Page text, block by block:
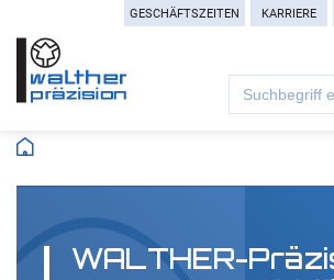
GESCHÄFTSZEITEN KARRIERE
Search
for:
WALTHER-